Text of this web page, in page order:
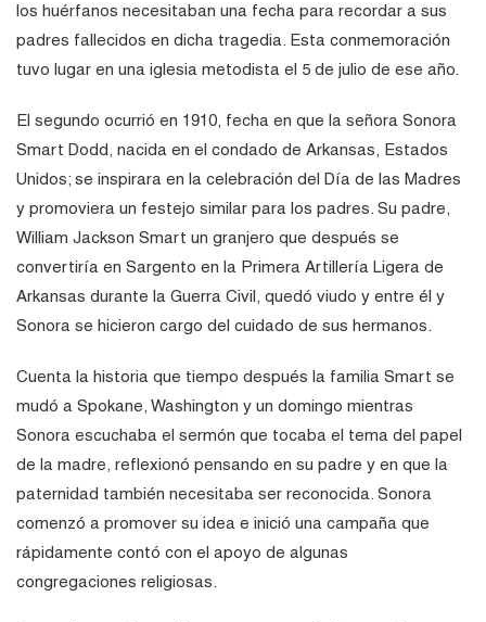
los huérfanos necesitaban una fecha para recordar a sus
padres fallecidos en dicha tragedia. Esta conmemoración
tuvo lugar en una iglesia metodista el 5 de julio de ese año.
El segundo ocurrió en 1910, fecha en que la señora Sonora
Smart Dodd, nacida en el condado de Arkansas, Estados
Unidos; se inspirara en la celebración del Día de las Madres
y promoviera un festejo similar para los padres. Su padre,
William Jackson Smart un granjero que después se
convertiría en Sargento en la Primera Artillería Ligera de
Arkansas durante la Guerra Civil, quedó viudo y entre él y
Sonora se hicieron cargo del cuidado de sus hermanos.
Cuenta la historia que tiempo después la familia Smart se
mudó a Spokane, Washington y un domingo mientras
Sonora escuchaba el sermón que tocaba el tema del papel
de la madre, reflexionó pensando en su padre y en que la
paternidad también necesitaba ser reconocida. Sonora
comenzó a promover su idea e inició una campaña que
rápidamente contó con el apoyo de algunas
congregaciones religiosas.